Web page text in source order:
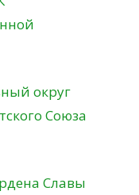
округ
Союза
Славы